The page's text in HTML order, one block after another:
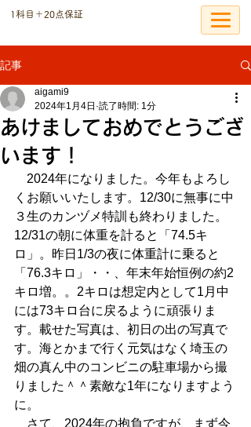
​1科目＋20点保証
記事
あけましておめでとうござ
います！
aigami9
2024年1月4日 読了時間: 1分
2024年になりました。今年もよろし
くお願いいたします。12/30に無事に中
３生のカンヅメ特訓も終わりました。
12/31の朝に体重を計ると「74.5キ
ロ」。昨日1/3の夜に体重計に乗ると
「76.3キロ」・・、年末年始恒例の約2
キロ増。。2キロは想定内として1月中
には73キロ台に戻るように頑張りま
す。載せた写真は、初日の出の写真で
す。海とかまで行く元気はなく埼玉の
畑の真ん中のコンビニの駐車場から撮
りました＾＾素敵な1年になりますよう
に。
さて、2024年の抱負ですが、まず今